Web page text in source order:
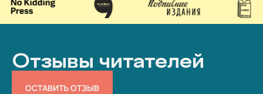
Отзывы читателей
ОСТАВИТЬ ОТЗЫВ